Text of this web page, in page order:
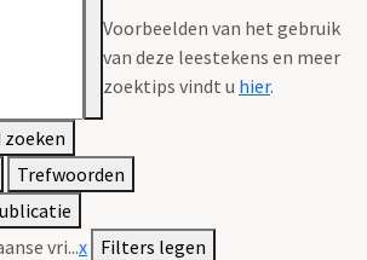
Voorbeelden van het gebruik
van deze leestekens en meer
zoektips vindt u hier.
Trefwoorden
vri...x Filters legen